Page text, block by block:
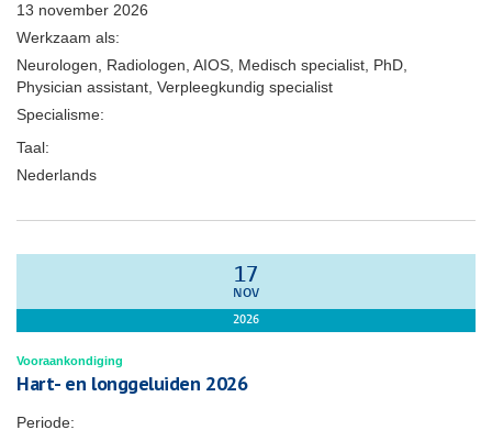
13 november 2026
Werkzaam als:
Neurologen, Radiologen, AIOS, Medisch specialist, PhD,
Physician assistant, Verpleegkundig specialist
Specialisme:
Taal:
Nederlands
17
NOV
2026
Vooraankondiging
Hart- en longgeluiden 2026
Periode: